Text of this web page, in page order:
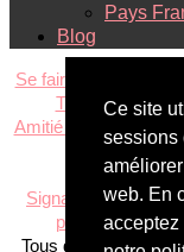
Ce site
sessions
web. En
acceptez
Pays
Blog
Se faire des amies à
Trouver des
Amitié filles Dom-Tom
Signaler un abus|
prudence|
Tous droits